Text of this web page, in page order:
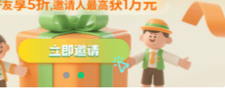
免费渲染农场
网络渲染农场
小型渲染农场
自建渲染农场
渲染农场软件
cpu渲染农场
渲染农场下载
模型软件
三维建模渲染
3d建模渲染